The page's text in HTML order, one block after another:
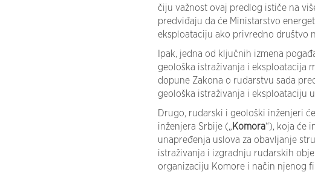
čiju važnost ovaj predlog ističe na
predviđaju da će Ministarstvo
eksploataciju ako privredno društvo
Ipak, jedna od ključnih izmena
geološka istraživanja i eksploatacija
dopune Zakona o rudarstvu sada
geološka istraživanja i eksploataciju
Drugo, rudarski i geološki inženjeri
inženjera Srbije („Komora“), koja će
unapređenja uslova za obavljanje
istraživanja i izgradnju rudarskih
organizaciju Komore i način njenog